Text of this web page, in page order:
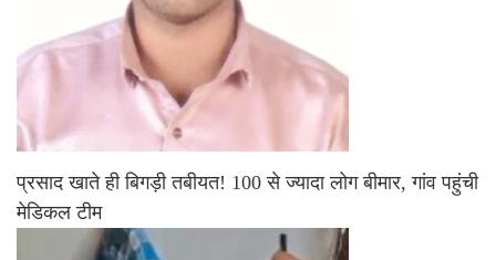
प्रसाद खाते ही बिगड़ी तबीयत! 100 से ज्यादा लोग बीमार, गांव पहुंची
मेडिकल टीम